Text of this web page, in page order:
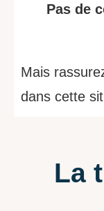
Pas de
Mais
dans cette
La